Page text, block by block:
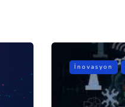
İnovasyon